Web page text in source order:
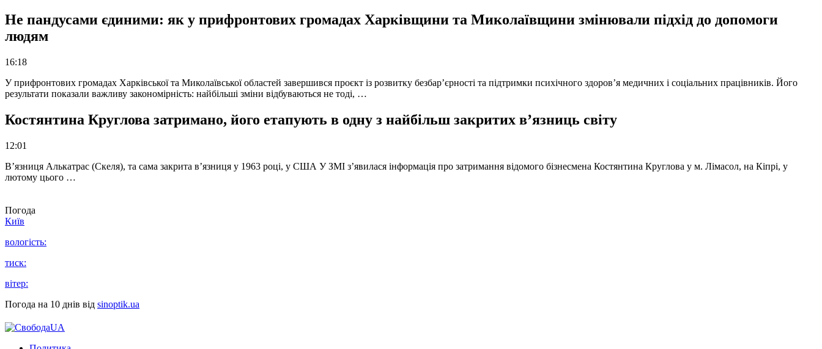
Не пандусами єдиними: як у прифронтових громадах Харківщини та Миколаївщини змінювали підхід до допомоги
людям
16:18
У прифронтових громадах Харківської та Миколаївської областей завершився проєкт із розвитку безбар’єрності та підтримки психічного здоров’я медичних і соціальних працівників. Його
результати показали важливу закономірність: найбільші зміни відбуваються не тоді, …
Костянтина Круглова затримано, його етапують в одну з найбільш закритих в’язниць світу
12:01
В’язниця Алькатрас (Скеля), та сама закрита в’язниця у 1963 році, у США У ЗМІ з’явилася інформація про затримання відомого бізнесмена Костянтина Круглова у м. Лімасол, на Кіпрі, у
лютому цього …
Погода
Київ
вологість:
тиск:
вітер:
Погода на 10 днів від sinoptik.ua